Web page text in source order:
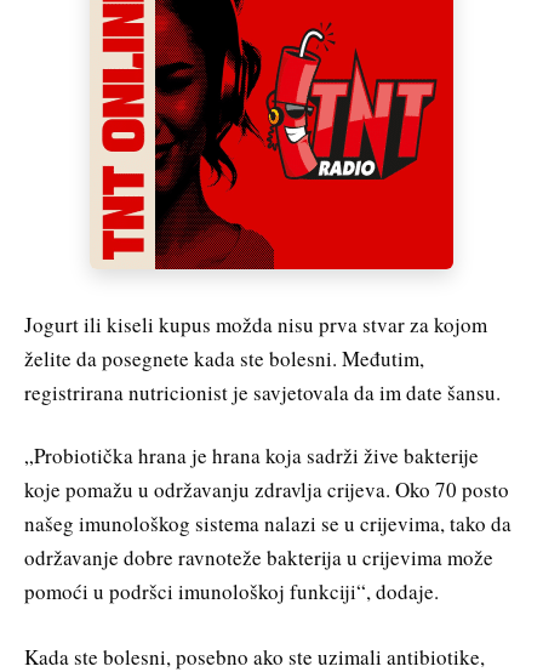
Jogurt ili kiseli kupus možda nisu prva stvar za kojom
želite da posegnete kada ste bolesni. Međutim,
registrirana nutricionist je savjetovala da im date šansu.
„Probiotička hrana je hrana koja sadrži žive bakterije
koje pomažu u održavanju zdravlja crijeva. Oko 70 posto
našeg imunološkog sistema nalazi se u crijevima, tako da
održavanje dobre ravnoteže bakterija u crijevima može
pomoći u podršci imunološkoj funkciji“, dodaje.
Kada ste bolesni, posebno ako ste uzimali antibiotike,